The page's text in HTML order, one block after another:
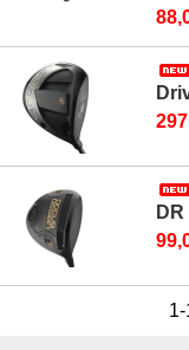
DR